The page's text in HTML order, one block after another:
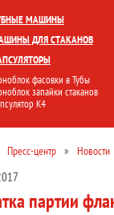
МАШИНЫ
ДЛЯ СТАКАНОВ
фасовки в Тубы
запайки стаканов
К4
ЛИНИИ
Пресс-центр » Новости
партии